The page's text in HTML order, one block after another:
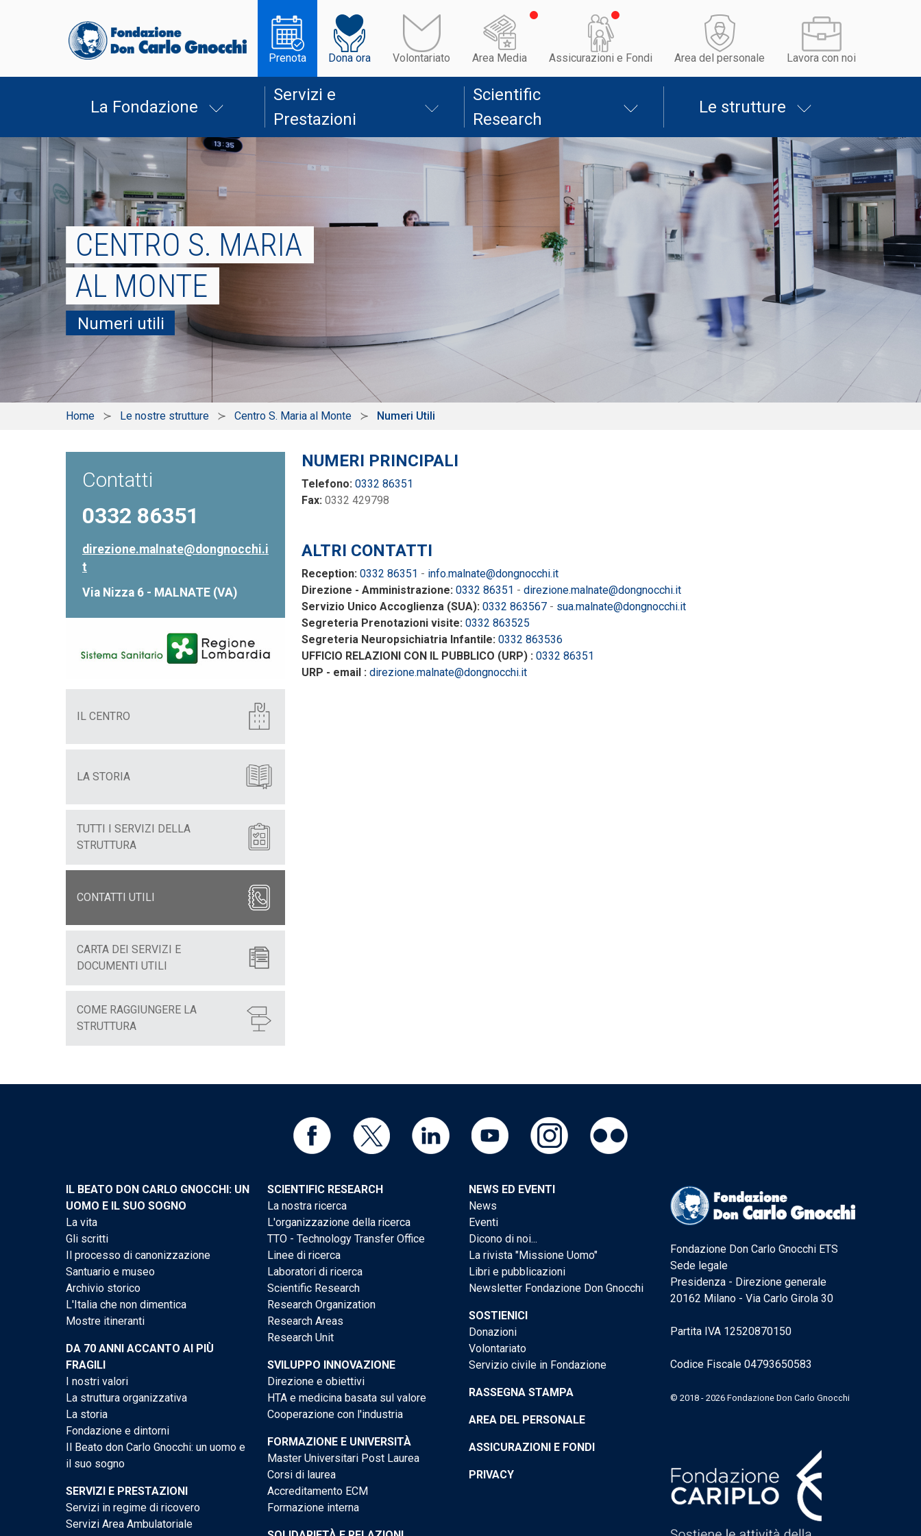
Prenota Dona ora Volontariato Area Media Assicurazioni e Fondi Area del personale Lavora con noi
La Fondazione
Servizi e
Prestazioni
Scientific
Research
Le strutture
CENTRO S. MARIA
AL MONTE
Numeri utili
Home Le nostre strutture Centro S. Maria al Monte Numeri Utili
Contatti
0332 86351
direzione.malnate@dongnocchi.i
t
Via Nizza 6 - MALNATE (VA)
IL CENTRO
LA STORIA
TUTTI I SERVIZI DELLA
STRUTTURA
CONTATTI UTILI
CARTA DEI SERVIZI E
DOCUMENTI UTILI
COME RAGGIUNGERE LA
STRUTTURA
NUMERI PRINCIPALI
Telefono: 0332 86351
Fax: 0332 429798
ALTRI CONTATTI
Reception: 0332 86351 - info.malnate@dongnocchi.it
Direzione - Amministrazione: 0332 86351 - direzione.malnate@dongnocchi.it
Servizio Unico Accoglienza (SUA): 0332 863567 - sua.malnate@dongnocchi.it
Segreteria Prenotazioni visite: 0332 863525
Segreteria Neuropsichiatria Infantile: 0332 863536
UFFICIO RELAZIONI CON IL PUBBLICO (URP) : 0332 86351
URP - email : direzione.malnate@dongnocchi.it
IL BEATO DON CARLO GNOCCHI: UN
UOMO E IL SUO SOGNO
La vita
Gli scritti
Il processo di canonizzazione
Santuario e museo
Archivio storico
L'Italia che non dimentica
Mostre itineranti
DA 70 ANNI ACCANTO AI PIÙ
FRAGILI
I nostri valori
La struttura organizzativa
La storia
Fondazione e dintorni
Il Beato don Carlo Gnocchi: un uomo e
il suo sogno
SERVIZI E PRESTAZIONI
Servizi in regime di ricovero
Servizi Area Ambulatoriale
SCIENTIFIC RESEARCH
La nostra ricerca
L'organizzazione della ricerca
TTO - Technology Transfer Office
Linee di ricerca
Laboratori di ricerca
Scientific Research
Research Organization
Research Areas
Research Unit
SVILUPPO INNOVAZIONE
Direzione e obiettivi
HTA e medicina basata sul valore
Cooperazione con l'industria
FORMAZIONE E UNIVERSITÀ
Master Universitari Post Laurea
Corsi di laurea
Accreditamento ECM
Formazione interna
NEWS ED EVENTI
News
Eventi
Dicono di noi...
La rivista "Missione Uomo"
Libri e pubblicazioni
Newsletter Fondazione Don Gnocchi
SOSTIENICI
Donazioni
Volontariato
Servizio civile in Fondazione
RASSEGNA STAMPA
AREA DEL PERSONALE
ASSICURAZIONI E FONDI
PRIVACY
Fondazione Don Carlo Gnocchi ETS
Sede legale
Presidenza - Direzione generale
20162 Milano - Via Carlo Girola 30
Partita IVA 12520870150
Codice Fiscale 04793650583
© 2018 - 2026 Fondazione Don Carlo Gnocchi